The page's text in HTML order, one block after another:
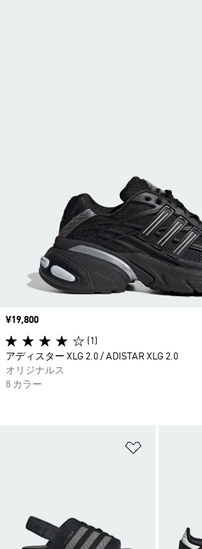
価格
¥19,800
(1)
アディスター XLG 2.0 / ADISTAR XLG 2.0
オリジナルス
8 カラー